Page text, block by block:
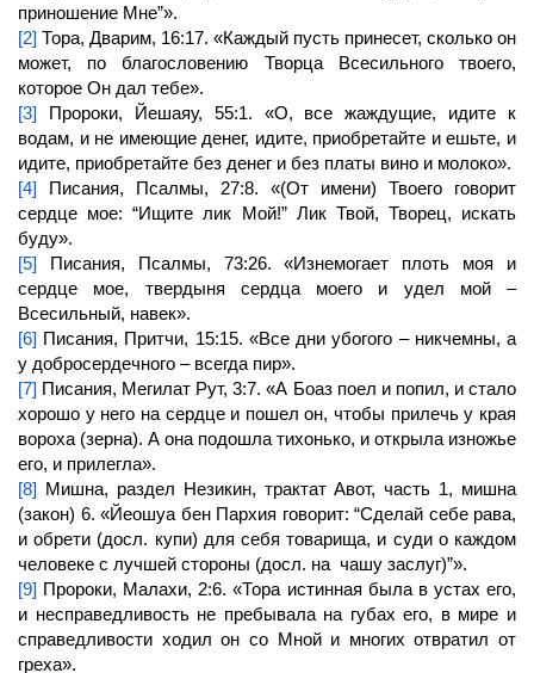
приношение Мне”».
[2] Тора, Дварим, 16:17. «Каждый пусть принесет, сколько он
может, по благословению Творца Всесильного твоего,
которое Он дал тебе».
[3] Пророки, Йешаяу, 55:1. «О, все жаждущие, идите к
водам, и не имеющие денег, идите, приобретайте и ешьте, и
идите, приобретайте без денег и без платы вино и молоко».
[4] Писания, Псалмы, 27:8. «(От имени) Твоего говорит
сердце мое: “Ищите лик Мой!” Лик Твой, Творец, искать
буду».
[5] Писания, Псалмы, 73:26. «Изнемогает плоть моя и
сердце мое, твердыня сердца моего и удел мой –
Всесильный, навек».
[6] Писания, Притчи, 15:15. «Все дни убогого – никчемны, а
у добросердечного – всегда пир».
[7] Писания, Мегилат Рут, 3:7. «А Боаз поел и попил, и стало
хорошо у него на сердце и пошел он, чтобы прилечь у края
вороха (зерна). А она подошла тихонько, и открыла изножье
его, и прилегла».
[8] Мишна, раздел Незикин, трактат Авот, часть 1, мишна
(закон) 6. «Йеошуа бен Пархия говорит: “Сделай себе рава,
и обрети (досл. купи) для себя товарища, и суди о каждом
человеке с лучшей стороны (досл. на чашу заслуг)”».
[9] Пророки, Малахи, 2:6. «Тора истинная была в устах его,
и несправедливость не пребывала на губах его, в мире и
справедливости ходил он со Мной и многих отвратил от
греха».